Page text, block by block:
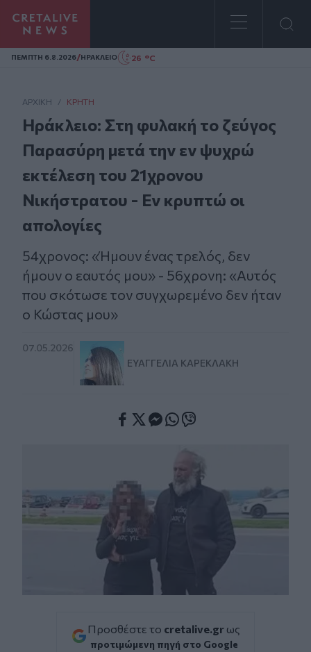
Homepage
ΠΕΜΠΤΗ 6.8.2026/ΗΡΑΚΛΕΙΟ 26 °C
ΑΡΧΙΚΗ / ΚΡΉΤΗ
Ηράκλειο: Στη φυλακή το ζεύγος
Παρασύρη μετά την εν ψυχρώ
εκτέλεση του 21χρονου
Νικήστρατου - Εν κρυπτώ οι
απολογίες
54χρονος: «Ήμουν ένας τρελός, δεν
ήμουν ο εαυτός μου» - 56χρονη: «Αυτός
που σκότωσε τον συγχωρεμένο δεν ήταν
ο Κώστας μου»
07.05.2026
ΕΥΑΓΓΕΛΊΑ ΚΑΡΕΚΛΆΚΗ
Προσθέστε το cretalive.gr ως
προτιμώμενη πηγή στο Google